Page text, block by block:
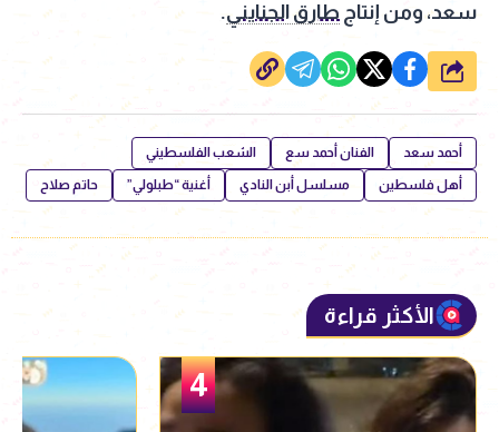
سعد، ومن إنتاج طارق الجنايني.
شارك
أحمد سعد الفنان أحمد سع الشعب الفلسطيني
أهل فلسطين مسلسل أبن النادي أغنية “طبلولي” حاتم صلاح
الأكثر قراءة
5